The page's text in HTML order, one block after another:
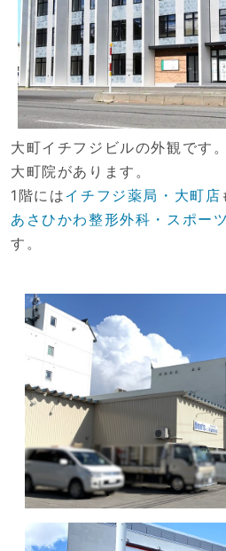
大町イチフジビルの外観です
大町院があります。
1階にはイチフジ薬局・大町店
あさひかわ整形外科・スポー
す。